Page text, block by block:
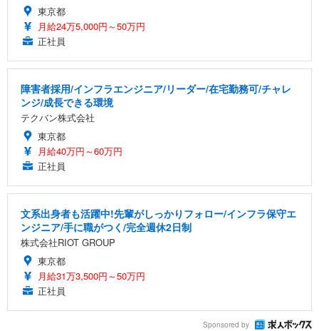
東京都
月給24万5,000円～50万円
正社員
障害者採用/インフラエンジニア/リーダー/在宅勤務可/チャレ
ンジ/成長できる環境
テクバン株式会社
東京都
月給40万円～60万円
正社員
文系出身者も活躍中!先輩がしっかりフォロー/インフラ保守エ
ンジニア/手に職がつく/完全週休2日制
株式会社RIOT GROUP
東京都
月給31万3,500円～50万円
正社員
Sponsored by